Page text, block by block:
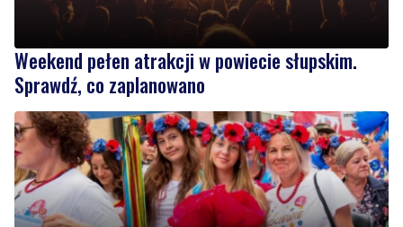
Weekend pełen atrakcji w powiecie słupskim.
Sprawdź, co zaplanowano